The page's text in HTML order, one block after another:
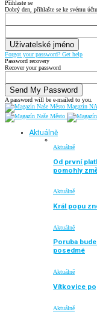
Přihlaste se
Dobrý den, přihlašte se ke svému účtu.
Forgot your password? Get help
Password recovery
Recover your password
A password will be e-mailed to you.
Magazín
Aktuálně
Aktuálně
Od první
pomohly
Aktuálně
Král popu
Aktuálně
Poruba
posedmé
Aktuálně
Vítkovice
Aktuálně